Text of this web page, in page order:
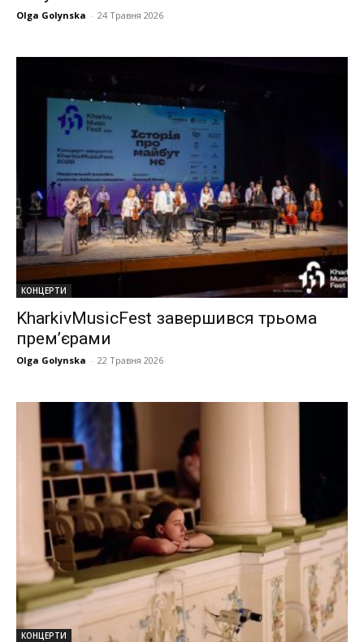
Olga Golynska - 24 Травня 2026
КОНЦЕРТИ
KharkivMusicFest завершився трьома
прем’єрами
Olga Golynska - 22 Травня 2026
КОНЦЕРТИ